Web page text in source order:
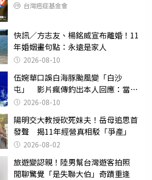
台灣癌症基金會
快訊／方志友、楊銘威宣布離婚！11
年婚姻畫句點：永遠是家人
2026-08-10
伍婉華口誤白海豚颱風變「白沙
屯」 影片瘋傳釣出本人回應：當下
懊惱到現在
2026-08-10
陽明交大教授砍死妹夫！岳母追思首
發聲 揭11年經營真相駁「爭產」
2026-08-02
旅遊變認親！陸男幫台灣遊客拍照
閒聊驚覺「是失聯大伯」奇蹟重逢